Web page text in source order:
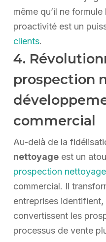
même qu’il ne
proactivité est un
clients.
4.
prospection
commercial
Au-delà de la
nettoyageest un
prospection nettoyage
commercial. Il
entreprises
convertissent les
processus de vente